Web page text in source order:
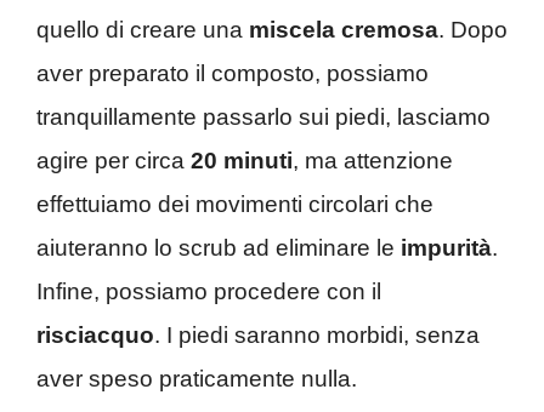
quello di creare una miscela cremosa. Dopo
aver preparato il composto, possiamo
tranquillamente passarlo sui piedi, lasciamo
agire per circa 20 minuti, ma attenzione
effettuiamo dei movimenti circolari che
aiuteranno lo scrub ad eliminare le impurità.
Infine, possiamo procedere con il
risciacquo. I piedi saranno morbidi, senza
aver speso praticamente nulla.